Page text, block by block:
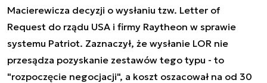
Macierewicza decyzji o wysłaniu tzw. Letter of
Request do rządu USA i firmy Raytheon w sprawie
systemu Patriot. Zaznaczył, że wysłanie LOR nie
przesądza pozyskanie zestawów tego typu - to
"rozpoczęcie negocjacji", a koszt oszacował na od 30